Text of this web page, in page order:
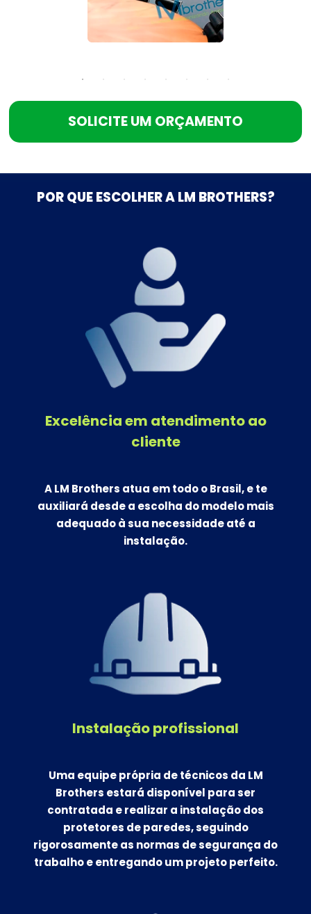
SOLICITE UM ORÇAMENTO
POR QUE ESCOLHER A LM BROTHERS?
Excelência em atendimento ao
cliente
A LM Brothers atua em todo o Brasil, e te
auxiliará desde a escolha do modelo mais
adequado à sua necessidade até a
instalação.
Instalação profissional
Uma equipe própria de técnicos da LM
Brothers estará disponível para ser
contratada e realizar a instalação dos
protetores de paredes, seguindo
rigorosamente as normas de segurança do
trabalho e entregando um projeto perfeito.